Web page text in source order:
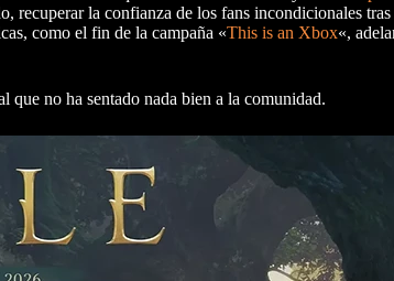
recuperar la confianza de los fans incondicionales
como el fin de la campaña «This is an Xbox«,
que no ha sentado nada bien a la comunidad.